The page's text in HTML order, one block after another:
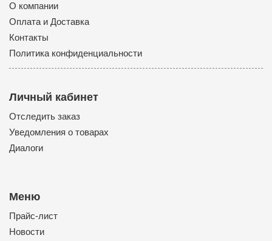
О компании
Оплата и Доставка
Контакты
Политика конфиденциальности
Личный кабинет
Отследить заказ
Уведомления о товарах
Диалоги
Меню
Прайс-лист
Новости